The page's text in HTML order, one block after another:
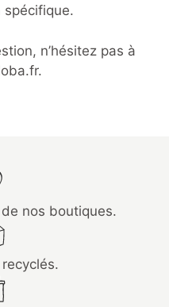
n’hésitez pas à
.
nos boutiques.